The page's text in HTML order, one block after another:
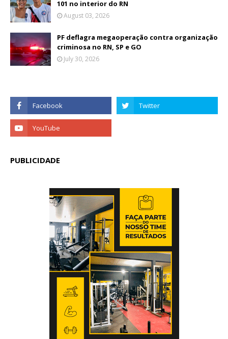
101 no interior do RN
August 03, 2026
PF deflagra megaoperação contra organização
criminosa no RN, SP e GO
July 30, 2026
PUBLICIDADE